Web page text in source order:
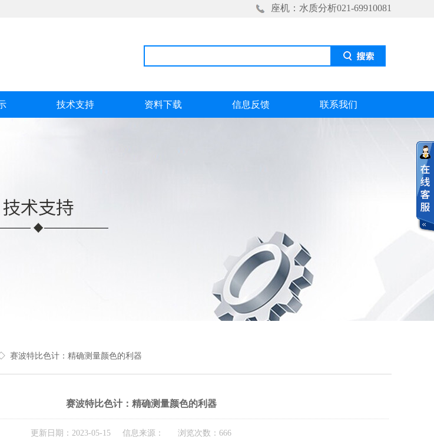
座机：水质分析021-69910081
技术支持 资料下载 信息反馈 联系我们
赛波特比色计：精确测量颜色的利器
赛波特比色计：精确测量颜色的利器
更新日期：2023-05-15 信息来源： 浏览次数：666